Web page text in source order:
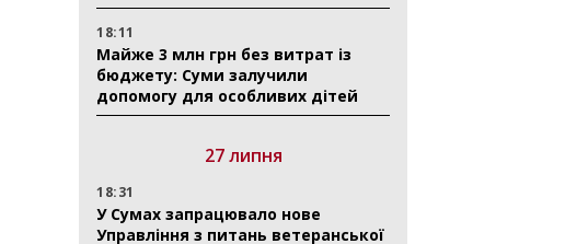
18:11
Майже 3 млн грн без витрат із
бюджету: Суми залучили
допомогу для особливих дітей
27 липня
18:31
У Сумах запрацювало нове
Управління з питань ветеранської